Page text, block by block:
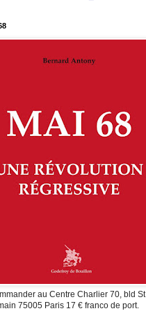
au Centre Charlier 70, bld St
75005 Paris 17 € franco de port.